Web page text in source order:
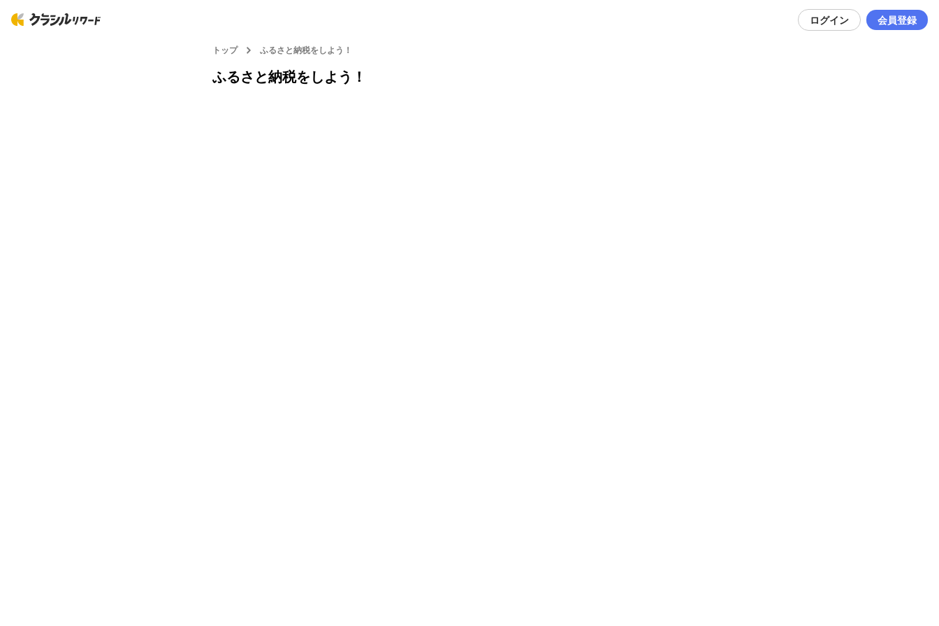
ログイン 会員登録
トップ ふるさと納税をしよう！
ふるさと納税をしよう！